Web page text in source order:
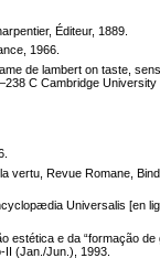
Éditeur, 1889.
1966.
de lambert on taste,
C Cambridge University
vertu, Revue Romane, Bind
Universalis [en
estética e da “formação de
(Jan./Jun.), 1993.